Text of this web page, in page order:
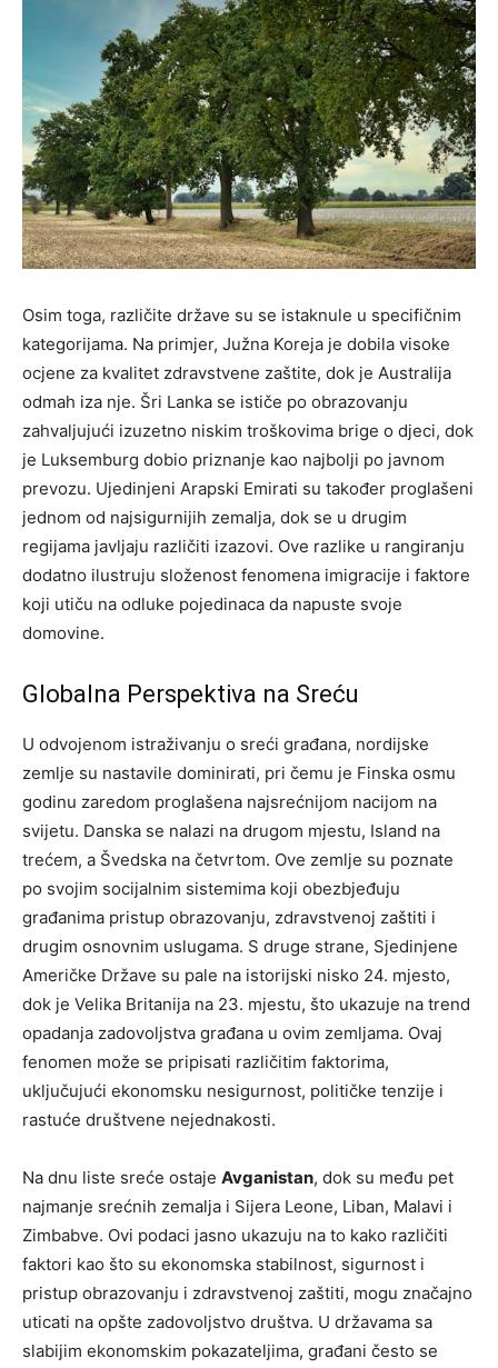
Osim toga, različite države su se istaknule u specifičnim
kategorijama. Na primjer, Južna Koreja je dobila visoke
ocjene za kvalitet zdravstvene zaštite, dok je Australija
odmah iza nje. Šri Lanka se ističe po obrazovanju
zahvaljujući izuzetno niskim troškovima brige o djeci, dok
je Luksemburg dobio priznanje kao najbolji po javnom
prevozu. Ujedinjeni Arapski Emirati su također proglašeni
jednom od najsigurnijih zemalja, dok se u drugim
regijama javljaju različiti izazovi. Ove razlike u rangiranju
dodatno ilustruju složenost fenomena imigracije i faktore
koji utiču na odluke pojedinaca da napuste svoje
domovine.
Globalna Perspektiva na Sreću
U odvojenom istraživanju o sreći građana, nordijske
zemlje su nastavile dominirati, pri čemu je Finska osmu
godinu zaredom proglašena najsrećnijom nacijom na
svijetu. Danska se nalazi na drugom mjestu, Island na
trećem, a Švedska na četvrtom. Ove zemlje su poznate
po svojim socijalnim sistemima koji obezbjeđuju
građanima pristup obrazovanju, zdravstvenoj zaštiti i
drugim osnovnim uslugama. S druge strane, Sjedinjene
Američke Države su pale na istorijski nisko 24. mjesto,
dok je Velika Britanija na 23. mjestu, što ukazuje na trend
opadanja zadovoljstva građana u ovim zemljama. Ovaj
fenomen može se pripisati različitim faktorima,
uključujući ekonomsku nesigurnost, političke tenzije i
rastuće društvene nejednakosti.
Na dnu liste sreće ostaje Avganistan, dok su među pet
najmanje srećnih zemalja i Sijera Leone, Liban, Malavi i
Zimbabve. Ovi podaci jasno ukazuju na to kako različiti
faktori kao što su ekonomska stabilnost, sigurnost i
pristup obrazovanju i zdravstvenoj zaštiti, mogu značajno
uticati na opšte zadovoljstvo društva. U državama sa
slabijim ekonomskim pokazateljima, građani često se